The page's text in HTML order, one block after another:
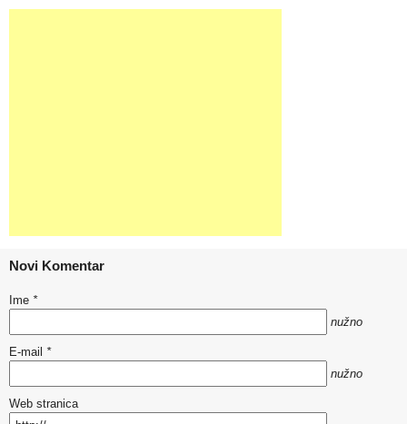
Novi Komentar
Ime *
nužno
E-mail *
nužno
Web stranica